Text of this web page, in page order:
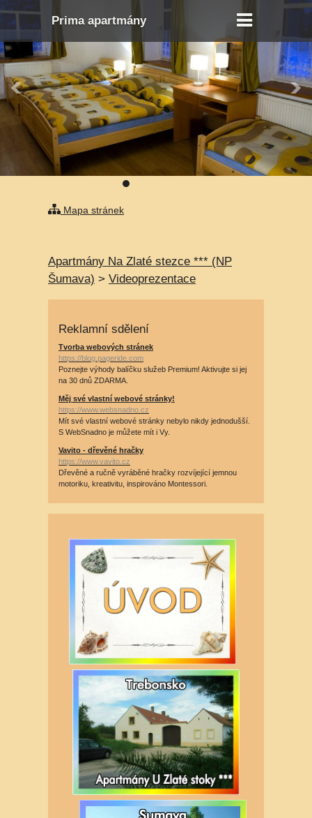
Prima apartmány
Mapa stránek
Apartmány Na Zlaté stezce *** (NP
Šumava) > Videoprezentace
Reklamní sdělení
Tvorba webových stránek
https://blog.pageride.com
Poznejte výhody balíčku služeb Premium! Aktivujte si jej
na 30 dnů ZDARMA.
Měj své vlastní webové stránky!
https://www.websnadno.cz
Mít své vlastní webové stránky nebylo nikdy jednodušší.
S WebSnadno je můžete mít i Vy.
Vavito - dřevěné hračky
https://www.vavito.cz
Dřevěné a ručně vyráběné hračky rozvíjející jemnou
motoriku, kreativitu, inspirováno Montessori.